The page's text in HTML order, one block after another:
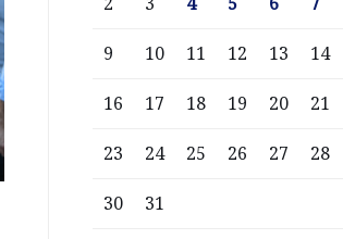
9 10 11 12 13 14
16 17 18 19 20 21
23 24 25 26 27 28
30 31